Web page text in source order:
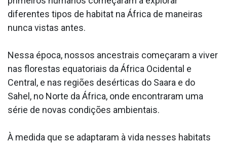
diferentes tipos de habitat na África de maneiras
nunca vistas antes.
Nessa época, nossos ancestrais começaram a viver
nas florestas equatoriais da África Ocidental e
Central, e nas regiões desérticas do Saara e do
Sahel, no Norte da África, onde encontraram uma
série de novas condições ambientais.
À medida que se adaptaram à vida nesses habitats